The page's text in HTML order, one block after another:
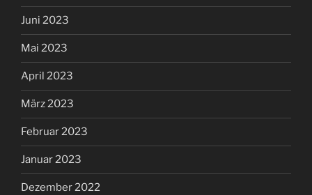
Juni 2023
Mai 2023
April 2023
März 2023
Februar 2023
Januar 2023
Dezember 2022